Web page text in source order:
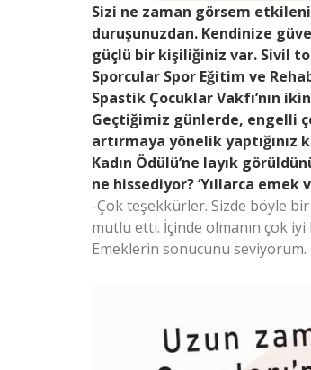
Sizi ne zaman görsem
duruşunuzdan. Kendinize
güçlü bir kişiliğiniz var. Sivil
Sporcular Spor Eğitim ve
Spastik Çocuklar Vakfı’nın
Geçtiğimiz günlerde, engelli
artırmaya yönelik
Kadın Ödülü’ne layık
ne hissediyor? ‘Yıllarca emek
-Çok teşekkürler. Sizde böyle
mutlu etti. İçinde olmanın çok
Emeklerin sonucunu